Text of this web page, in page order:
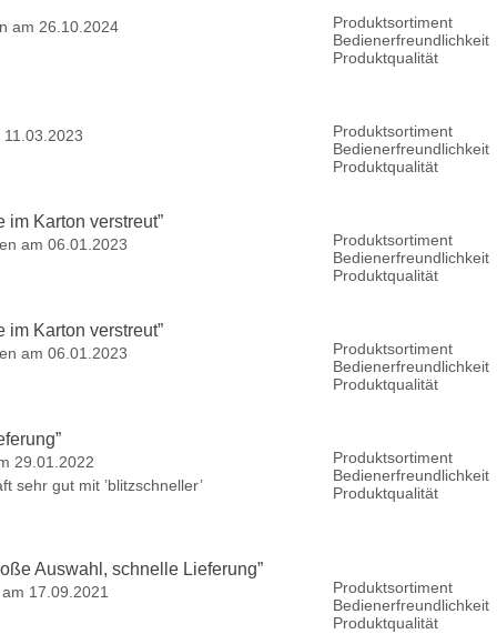
Produktsortiment
Bedienerfreundlichkeit
Produktqualität
am 26.10.2024
Produktsortiment
Bedienerfreundlichkeit
Produktqualität
im Karton verstreut”
Produktsortiment
Bedienerfreundlichkeit
Produktqualität
am 06.01.2023
im Karton verstreut”
Produktsortiment
Bedienerfreundlichkeit
Produktqualität
am 06.01.2023
”
Produktsortiment
Bedienerfreundlichkeit
Produktqualität
29.01.2022
sehr gut mit ’blitzschneller’
Auswahl, schnelle Lieferung”
Produktsortiment
Bedienerfreundlichkeit
Produktqualität
17.09.2021